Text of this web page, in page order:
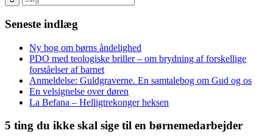
Seneste indlæg
Ny bog om børns åndelighed
PDO med teologiske briller – om brydning af forskellige
forståelser af barnet
Anmeldelse: Guldgraverne. En samtalebog om Gud og os
En velsignelse over døren
La Befana – Helligtrekonger heksen
5 ting du ikke skal sige til en børnemedarbejder